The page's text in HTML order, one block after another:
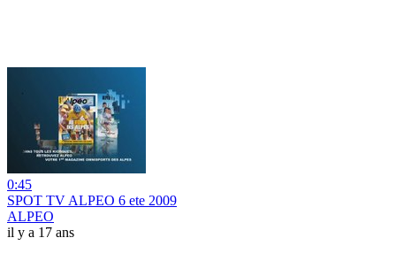
0:45
SPOT TV ALPEO 6 ete 2009
ALPEO
il y a 17 ans